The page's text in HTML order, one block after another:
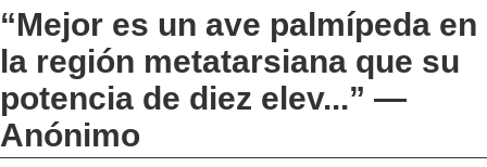
“Mejor es un ave palmípeda en
la región metatarsiana que su
potencia de diez elev...” —
Anónimo